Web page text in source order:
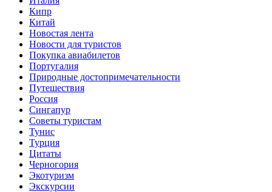
Кипр
Китай
Новостая лента
Новости для туристов
Покупка авиабилетов
Португалия
Природные достопримечательности
Путешествия
Россия
Сингапур
Советы туристам
Тунис
Турция
Цитаты
Черногория
Экотуризм
Экскурсии